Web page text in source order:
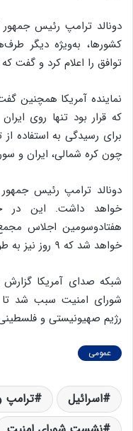
دونالد ترامپ رئیس
کشورها، به‌ویژه دیگر
توافق را اعلام کرد و گفت که
نماینده آمریکا همچنین
که قرار بود تنها روی
برای رسیدگی به استفاده
چون کره شمالی، ایران و
دونالد ترامپ رئیس
خواهد داشت. این در
هفتادوسومین اجلاس
خواهد شد که ۹ روز نیز به طول می‌انجامد.
شبکه صدای آمریکا
شورای امنیت سبب شد تا
رژیم صهیونیستی و
عمومی
اسرائیل
ترامپ